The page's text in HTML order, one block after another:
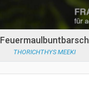
Feuermaulbuntbarsch
THORICHTHYS MEEKI